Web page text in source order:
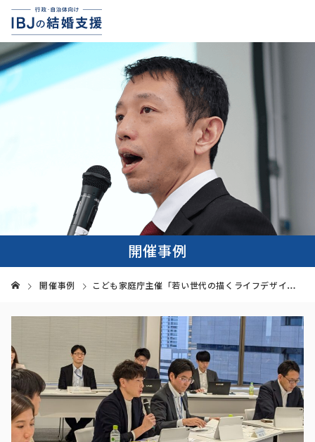
開催事例
開催事例 こども家庭庁主催「若い世代の描くライフデザインや出会いを考えるワーキンググループ」に登壇